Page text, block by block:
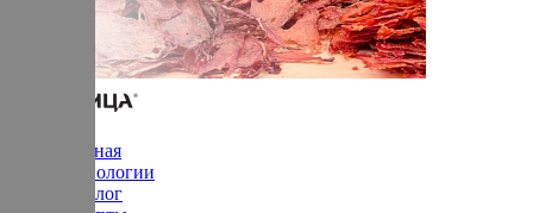
Главная
Технологии
Каталог